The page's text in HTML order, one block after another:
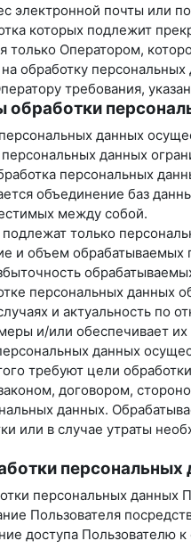
электронной почты или
которых подлежит
только Оператором,
обработку
требования,
обработки
данных
персональных данных
персональных
объединение баз
между собой.
только
и объем обрабатываемых
персональных данных
и актуальность по
и/или обеспечивает
данных
требуют цели
договором,
данных.
или в случае утраты
персональных
персональных данных
Пользователя
доступа